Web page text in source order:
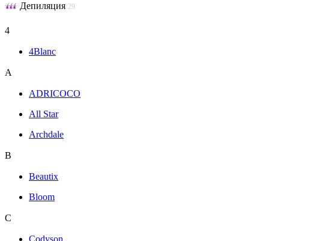
Депиляция 29
4
4Blanc
A
ADRICOCO
All Star
Archdale
B
Beautix
Bloom
C
Codyson